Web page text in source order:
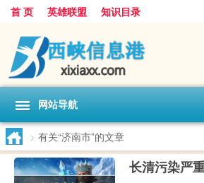
首 页 英雄联盟 知识目录
网站导航
> 有关“济南市”的文章
长清污染严